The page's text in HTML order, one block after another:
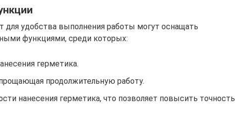
удобства выполнения работы могут оснащать
функциями, среди которых:
герметика.
продолжительную работу.
нанесения герметика, что позволяет повысить точность